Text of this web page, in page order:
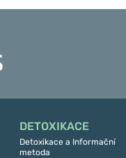
DETOXIKACE
Detoxikace a Informační
metoda